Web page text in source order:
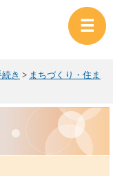
き > まちづくり・住ま